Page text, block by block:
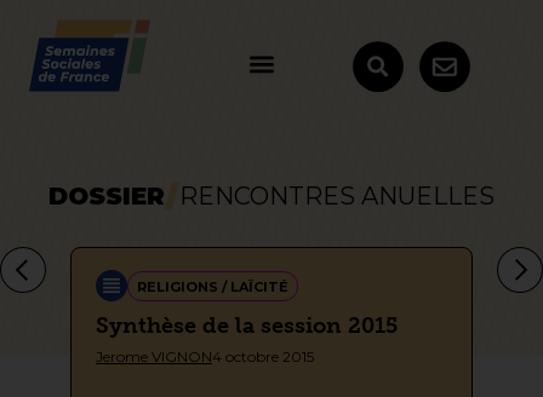
DOSSIER RENCONTRES ANUELLES
RELIGIONS / LAÏCITÉ
Synthèse de la session 2015
Jerome VIGNON4 octobre 2015